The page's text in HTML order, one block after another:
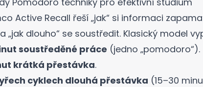
Active Recall řeší „jak“ si informaci
a „jak dlouho“ se soustředit. Klasický model
soustředěné práce (jedno „pomodoro“).
krátká přestávka.
cyklech dlouhá přestávka (15–30